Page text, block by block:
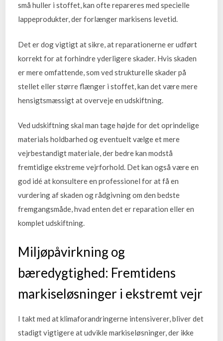
små huller i stoffet, kan ofte repareres med specielle
lappeprodukter, der forlænger markisens levetid.
Det er dog vigtigt at sikre, at reparationerne er udført
korrekt for at forhindre yderligere skader. Hvis skaden
er mere omfattende, som ved strukturelle skader på
stellet eller større flænger i stoffet, kan det være mere
hensigtsmæssigt at overveje en udskiftning.
Ved udskiftning skal man tage højde for det oprindelige
materials holdbarhed og eventuelt vælge et mere
vejrbestandigt materiale, der bedre kan modstå
fremtidige ekstreme vejrforhold. Det kan også være en
god idé at konsultere en professionel for at få en
vurdering af skaden og rådgivning om den bedste
fremgangsmåde, hvad enten det er reparation eller en
komplet udskiftning.
Miljøpåvirkning og
bæredygtighed: Fremtidens
markiseløsninger i ekstremt vejr
I takt med at klimaforandringerne intensiverer, bliver det
stadigt vigtigere at udvikle markiseløsninger, der ikke